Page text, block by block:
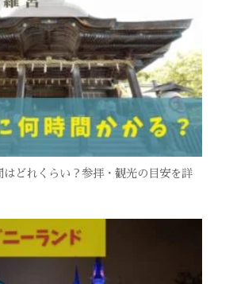
はどれくらい？参拝・観光の目安を詳